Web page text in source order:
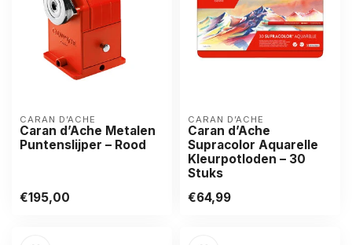
CARAN D’ACHE
Caran d’Ache Metalen
Puntenslijper – Rood
€195,00
CARAN D’ACHE
Caran d’Ache
Supracolor Aquarelle
Kleurpotloden – 30
Stuks
€64,99